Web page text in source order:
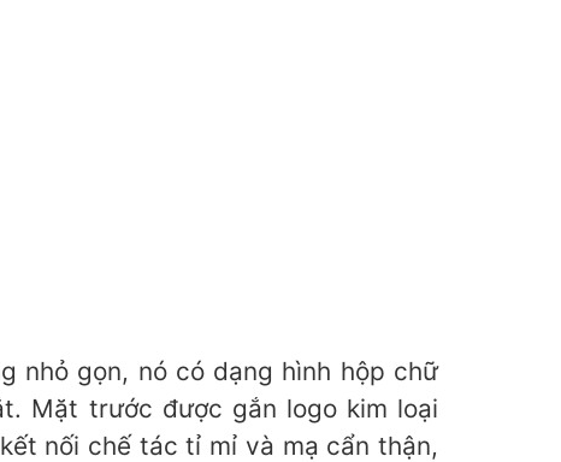
nhỏ gọn, nó có dạng hình hộp chữ
Mặt trước được gắn logo kim loại
nối chế tác tỉ mỉ và mạ cẩn thận,